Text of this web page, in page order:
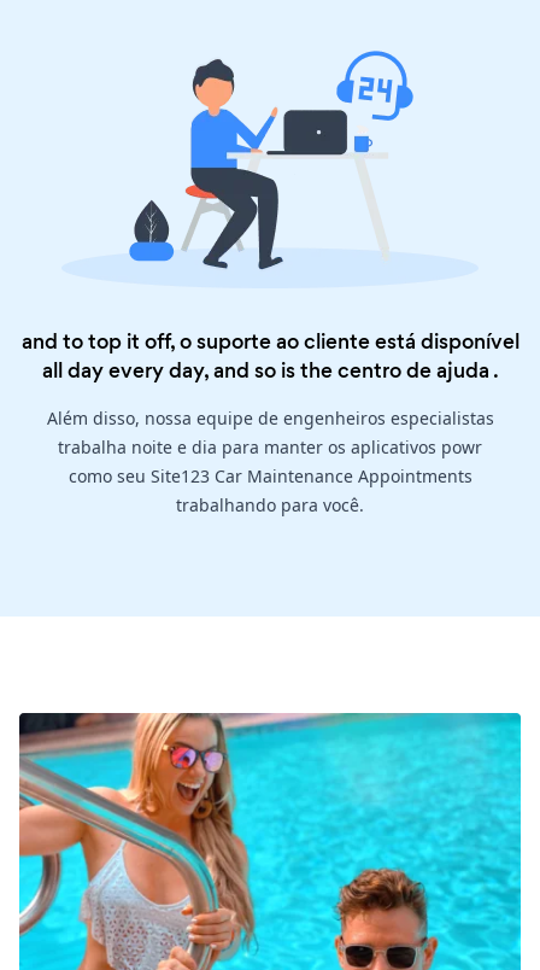
and to top it off, o suporte ao cliente está disponível
all day every day, and so is thecentro de ajuda .
Além disso, nossa equipe de engenheiros especialistas
trabalha noite e dia para manter os aplicativos powr
como seu Site123 Car Maintenance Appointments
trabalhando para você.